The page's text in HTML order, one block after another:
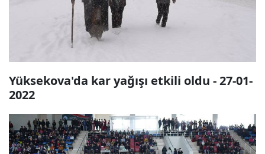
Yüksekova'da kar yağışı etkili oldu - 27-01-
2022